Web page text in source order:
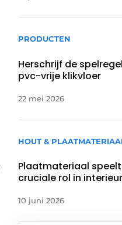
PRODUCTEN
Herschrijf de
pvc-vrije klikvloer
22 mei 2026
HOUT &
Plaatmateriaal
cruciale rol in
10 juni 2026